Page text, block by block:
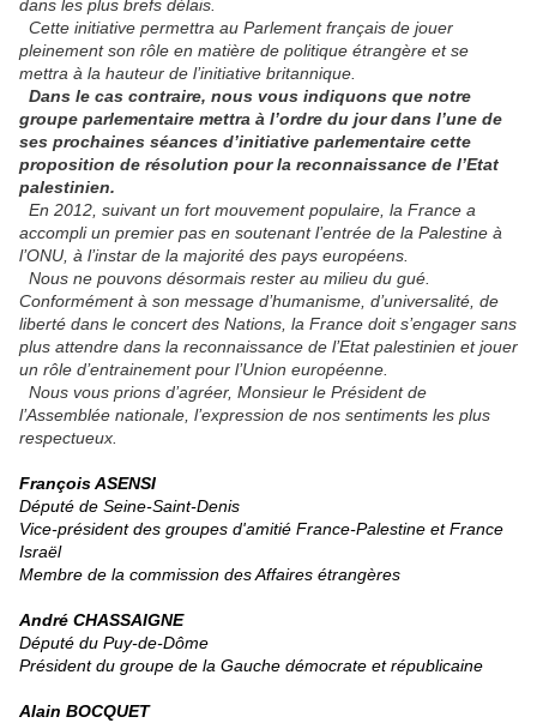
dans les plus brefs délais.
Cette initiative permettra au Parlement français de jouer
pleinement son rôle en matière de politique étrangère et se
mettra à la hauteur de l’initiative britannique.
Dans le cas contraire, nous vous indiquons que notre
groupe parlementaire mettra à l’ordre du jour dans l’une de
ses prochaines séances d’initiative parlementaire cette
proposition de résolution pour la reconnaissance de l’Etat
palestinien.
En 2012, suivant un fort mouvement populaire, la France a
accompli un premier pas en soutenant l’entrée de la Palestine à
l’ONU, à l’instar de la majorité des pays européens.
Nous ne pouvons désormais rester au milieu du gué.
Conformément à son message d’humanisme, d’universalité, de
liberté dans le concert des Nations, la France doit s’engager sans
plus attendre dans la reconnaissance de l’Etat palestinien et jouer
un rôle d’entrainement pour l’Union européenne.
Nous vous prions d’agréer, Monsieur le Président de
l’Assemblée nationale, l’expression de nos sentiments les plus
respectueux.
François ASENSI
Député de Seine-Saint-Denis
Vice-président des groupes d'amitié France-Palestine et France
Israël
Membre de la commission des Affaires étrangères
André CHASSAIGNE
Député du Puy-de-Dôme
Président du groupe de la Gauche démocrate et républicaine
Alain BOCQUET